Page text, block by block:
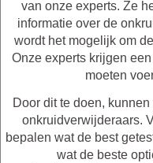
van onze experts. Ze
informatie over de
wordt het mogelijk om
Onze experts krijgen
moeten
Door dit te doen,
onkruidverwijderaars.
bepalen wat de best
wat de beste